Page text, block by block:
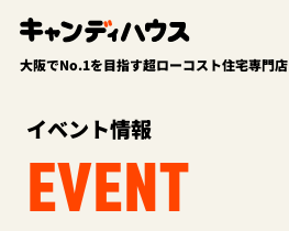
大阪でNo.1を目指す超ローコスト住宅専門店
イベント情報
EVENT